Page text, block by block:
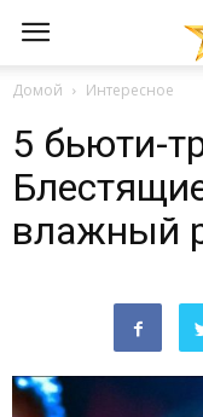
Домой Интересное
5 бьюти-
влажный